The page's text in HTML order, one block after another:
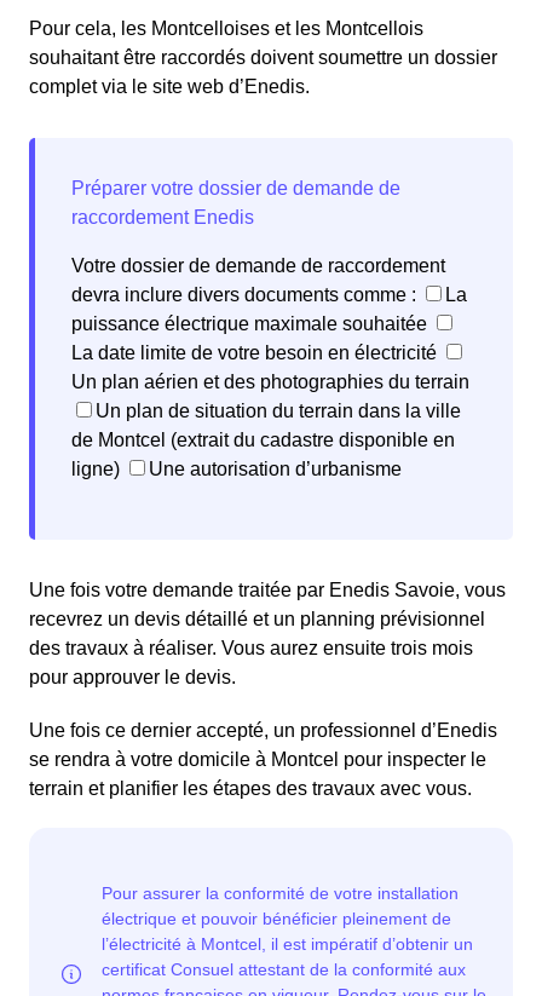
Pour cela, les Montcelloises et les Montcellois
souhaitant être raccordés doivent soumettre un dossier
complet via le site web d’Enedis.
Votre dossier de demande de raccordement
devra inclure divers documents comme :
La
puissance électrique maximale souhaitée
La date limite de votre besoin en électricité
Un plan aérien et des photographies du terrain
Un plan de situation du terrain dans la ville
de Montcel (extrait du cadastre disponible en
ligne)
Une autorisation d’urbanisme
Une fois votre demande traitée par Enedis Savoie, vous
recevrez un devis détaillé et un planning prévisionnel
des travaux à réaliser. Vous aurez ensuite trois mois
pour approuver le devis.
Une fois ce dernier accepté, un professionnel d’Enedis
se rendra à votre domicile à Montcel pour inspecter le
terrain et planifier les étapes des travaux avec vous.